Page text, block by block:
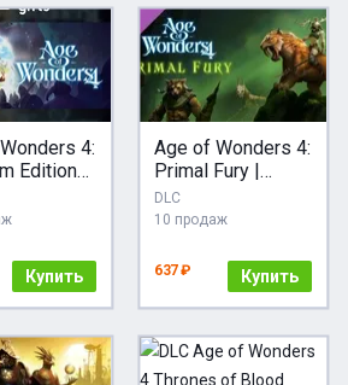
4:
Edition
Купить
Age of Wonders 4:
Primal Fury |
АВТОДОСТАВКА
RU Gift
DLC
10 продаж
637 ₽ Купить